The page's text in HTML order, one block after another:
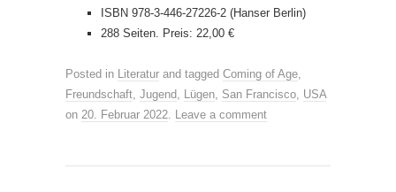
ISBN 978-3-446-27226-2 (Hanser Berlin)
288 Seiten. Preis: 22,00 €
Posted in Literatur and tagged Coming of Age
Freundschaft Jugend Lügen San Francisco USA
on 20. Februar 2022 Leave a comment